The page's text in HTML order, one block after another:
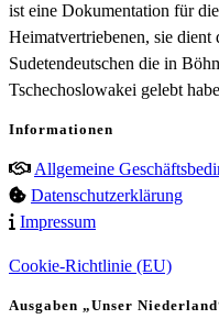
ist eine Dokumentation für
Heimatvertriebenen, sie dient
Sudetendeutschen die in
Tschechoslowakei gelebt
Informationen
Allgemeine
Datenschutzerklärung
Impressum
Cookie-Richtlinie (EU)
Ausgaben „Unser